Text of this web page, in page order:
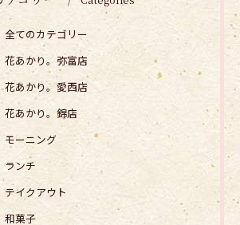
全てのカテゴリー
花あかり。弥富店
花あかり。愛西店
花あかり。錦店
モーニング
ランチ
テイクアウト
和菓子